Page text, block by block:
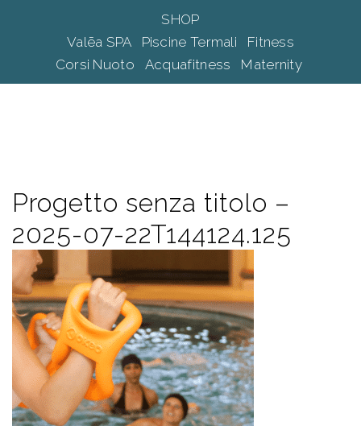
Progetto senza titolo –
2025-07-22T144124.125
SHOP
Valēa SPA
Piscine Termali
Fitness
Corsi Nuoto
Acquafitness Maternity